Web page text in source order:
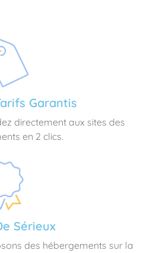
Garantis
directement aux sites des
en 2 clics.
Sérieux
des hébergements sur la